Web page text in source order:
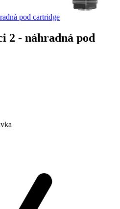
pod cartridge
2 - náhradná pod